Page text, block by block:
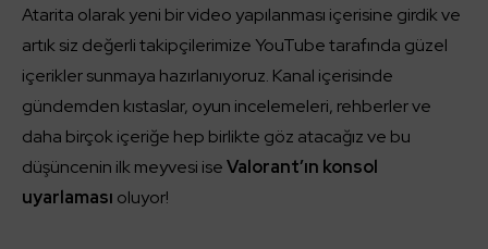
Atarita olarak yeni bir video yapılanması içerisine girdik ve
artık siz değerli takipçilerimize YouTube tarafında güzel
içerikler sunmaya hazırlanıyoruz. Kanal içerisinde
gündemden kıstaslar, oyun incelemeleri, rehberler ve
daha birçok içeriğe hep birlikte göz atacağız ve bu
düşüncenin ilk meyvesi iseValorant’ın konsol
uyarlaması oluyor!